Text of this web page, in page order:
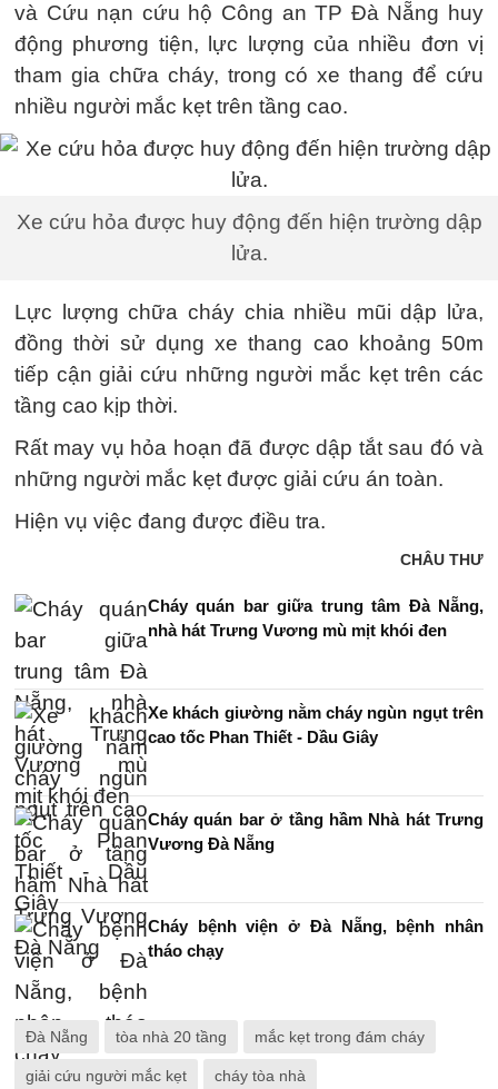
và Cứu nạn cứu hộ Công an TP Đà Nẵng huy
động phương tiện, lực lượng của nhiều đơn vị
tham gia chữa cháy, trong có xe thang để cứu
nhiều người mắc kẹt trên tầng cao.
Xe cứu hỏa được huy động đến hiện trường dập
lửa.
Lực lượng chữa cháy chia nhiều mũi dập lửa,
đồng thời sử dụng xe thang cao khoảng 50m
tiếp cận giải cứu những người mắc kẹt trên các
tầng cao kịp thời.
Rất may vụ hỏa hoạn đã được dập tắt sau đó và
những người mắc kẹt được giải cứu án toàn.
Hiện vụ việc đang được điều tra.
CHÂU THƯ
Cháy quán bar giữa trung tâm Đà Nẵng,
nhà hát Trưng Vương mù mịt khói đen
Xe khách giường nằm cháy ngùn ngụt trên
cao tốc Phan Thiết - Dầu Giây
Cháy quán bar ở tầng hầm Nhà hát Trưng
Vương Đà Nẵng
Cháy bệnh viện ở Đà Nẵng, bệnh nhân
tháo chạy
Đà Nẵng tòa nhà 20 tầng mắc kẹt trong đám cháy
giải cứu người mắc kẹt cháy tòa nhà